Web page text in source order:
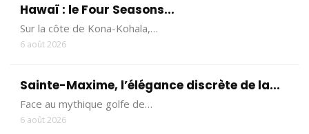
Hawaï : le Four Seasons...
Sur la côte de Kona-Kohala,…
6 août 2026
Sainte-Maxime, l’élégance discrète de la...
Face au mythique golfe de…
6 août 2026